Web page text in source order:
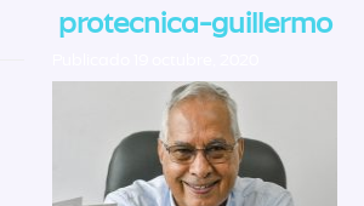
protecnica-guillermo